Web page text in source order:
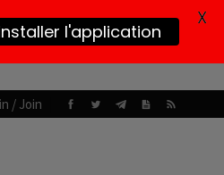
/ Join
l'application
X